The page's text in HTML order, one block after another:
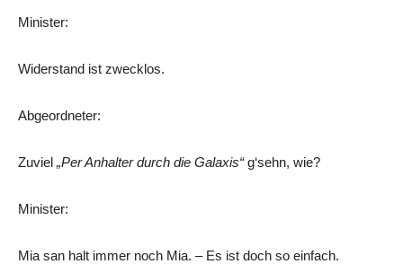
Minister:
Widerstand ist zwecklos.
Abgeordneter:
Zuviel „Per Anhalter durch die Galaxis“g‘sehn, wie?
Minister:
Mia san halt immer noch Mia. – Es ist doch so einfach.